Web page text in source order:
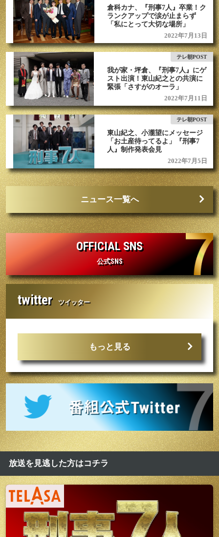
倉科カナ、『刑事7人』卒業！ク
ランクアップで涙が止まらず
「私にとって大切な場所」
2022年7月13日
テレ朝POST
我が家・坪倉、『刑事7人』にゲ
スト出演！東山紀之との共演に
緊張「さすがのオーラ」
2022年7月11日
テレ朝POST
東山紀之、小瀧望にメッセージ
「お土産待ってるよ」『刑事7
人』制作発表会見
2022年7月5日
ニュース一覧へ
OFFICIAL SNS
公式SNS
twitter ツイッター
もっと見る
放送を見逃した方はコチラ